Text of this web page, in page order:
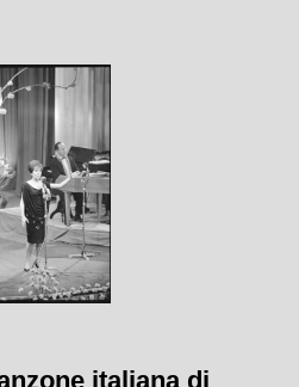
italiana di